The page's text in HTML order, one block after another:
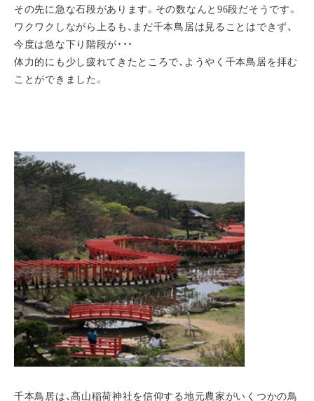
その先に急な石段があります。その数なんと96段だそうです。
ワクワクしながら上るも、まだ千本鳥居は見ることはできず、
今度は急な下り階段が・・・
体力的にも少し疲れてきたところで、ようやく千本鳥居を拝む
ことができました。
千本鳥居は、髙山稲荷神社を信仰する地元農家がいくつかの鳥